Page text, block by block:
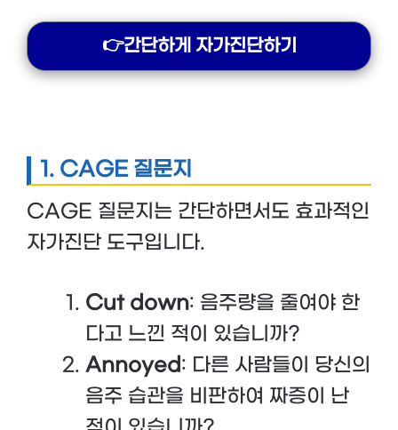
👉간단하게 자가진단하기
1. CAGE 질문지
CAGE 질문지는 간단하면서도 효과적인
자가진단 도구입니다.
Cut down: 음주량을 줄여야 한
다고 느낀 적이 있습니까?
Annoyed: 다른 사람들이 당신의
음주 습관을 비판하여 짜증이 난